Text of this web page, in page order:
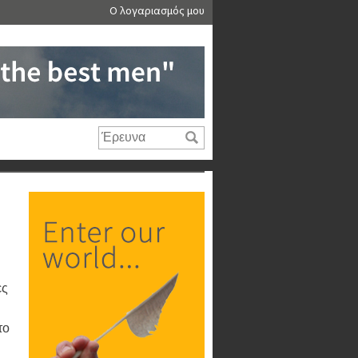
Ο λογαριασμός μου